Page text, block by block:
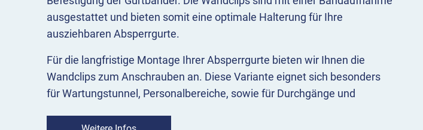
ausgestattet und bieten somit eine optimale Halterung für Ihre
ausziehbaren Absperrgurte.
Für die langfristige Montage Ihrer Absperrgurte bieten wir Ihnen die
Wandclips zum Anschrauben an. Diese Variante eignet sich besonders
für Wartungstunnel, Personalbereiche, sowie für Durchgänge und